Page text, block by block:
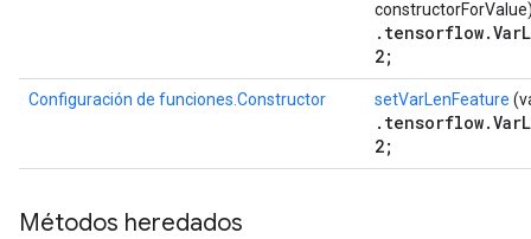
2;
Configuración de funciones.Constructor setVarLenFeature
2;
Métodos heredados